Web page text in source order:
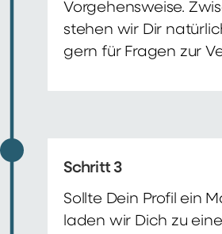
Vorgehensweise.
stehen wir Dir
gern für Fragen zur
Schritt 3
Sollte Dein Profil ein
laden wir Dich zu